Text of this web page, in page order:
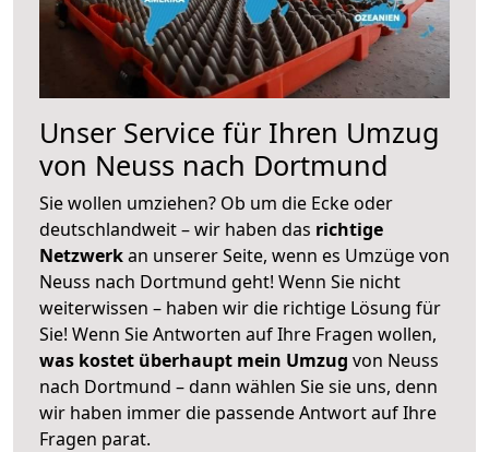
Unser Service für Ihren Umzug
von Neuss nach Dortmund
Sie wollen umziehen? Ob um die Ecke oder
deutschlandweit – wir haben das richtige
Netzwerkan unserer Seite, wenn es Umzüge von
Neuss nach Dortmund geht! Wenn Sie nicht
weiterwissen – haben wir die richtige Lösung für
Sie! Wenn Sie Antworten auf Ihre Fragen wollen,
was kostet überhaupt mein Umzug von Neuss
nach Dortmund – dann wählen Sie sie uns, denn
wir haben immer die passende Antwort auf Ihre
Fragen parat.